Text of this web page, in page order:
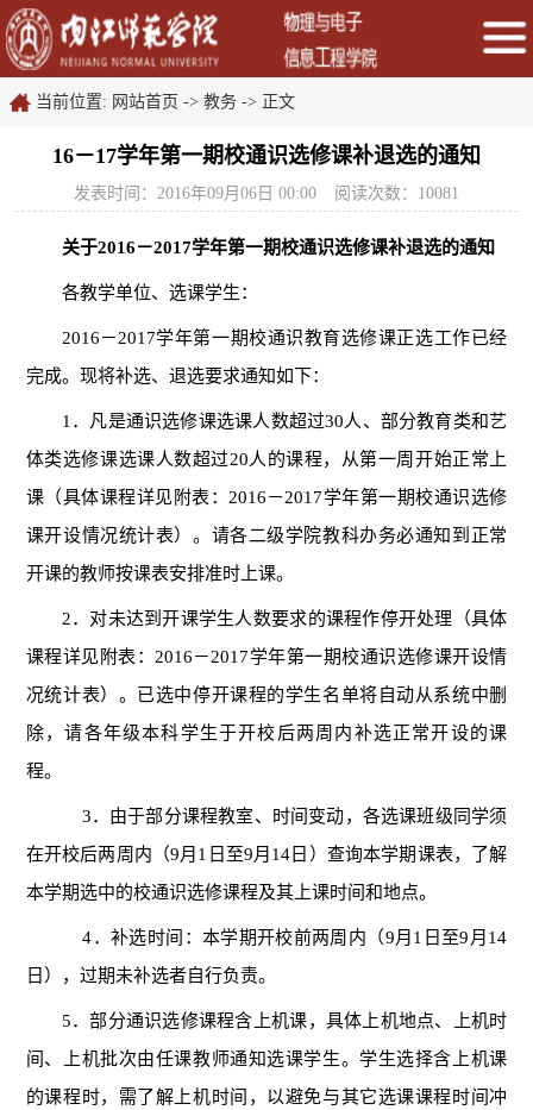
当前位置: 网站首页 -> 教务 -> 正文
16－17学年第一期校通识选修课补退选的通知
发表时间：2016年09月06日 00:00 阅读次数： 10081
关于2016－2017学年第一期校通识选修课补退选的通知
各教学单位、选课学生：
2016－2017学年第一期校通识教育选修课正选工作已经
完成。现将补选、退选要求通知如下：
1．凡是通识选修课选课人数超过30人、部分教育类和艺
体类选修课选课人数超过20人的课程，从第一周开始正常上
课（具体课程详见附表：2016－2017学年第一期校通识选修
课开设情况统计表）。请各二级学院教科办务必通知到正常
开课的教师按课表安排准时上课。
2．对未达到开课学生人数要求的课程作停开处理（具体
课程详见附表：2016－2017学年第一期校通识选修课开设情
况统计表）。已选中停开课程的学生名单将自动从系统中删
除，请各年级本科学生于开校后两周内补选正常开设的课
程。
3．由于部分课程教室、时间变动，各选课班级同学须
在开校后两周内（9月 1 日至9月 14日）查询本学期课表，了解
本学期选中的校通识选修课程及其上课时间和地点。
4．补选时间：本学期开校前两周内（9月 1 日至9月 14
日），过期未补选者自行负责。
5．部分通识选修课程含上机课，具体上机地点、上机时
间、上机批次由任课教师通知选课学生。学生选择含上机课
的课程时，需了解上机时间，以避免与其它选课课程时间冲